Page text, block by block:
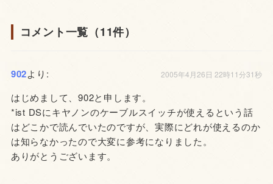
コメント一覧（11件）
902より: 2005年4月26日 22時11分31秒
はじめまして、902と申します。
*ist DSにキヤノンのケーブルスイッチが使えるという話
はどこかで読んでいたのですが、実際にどれが使えるのか
は知らなかったので大変に参考になりました。
ありがとうございます。